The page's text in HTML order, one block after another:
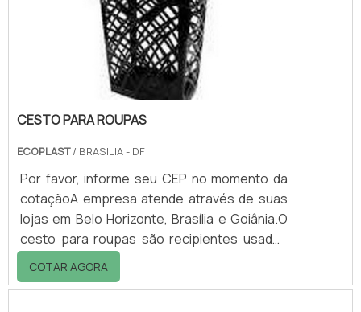
Espelhos para sinalização; - Cones,
etc.Alguns dos equipamentos para condo.
CESTO PARA ROUPAS
ECOPLAST/ BRASILIA - DF
Por favor, informe seu CEP no momento da
cotaçãoA empresa atende através de suas
lojas em Belo Horizonte, Brasília e Goiânia.O
cesto para roupas são recipientes usados
para depósito intermediário de roupa usada,
antes da lavagem, ou de roupa limpa, antes
COTAR AGORA